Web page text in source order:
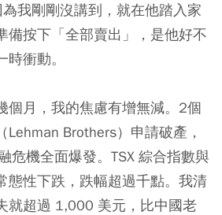
我剛剛沒講到，就在他踏入家
備按下「全部賣出」，是他好不
衝動。
個月，我的焦慮有增無減。2個
Brothers）申請破產，
危機全面爆發。TSX 綜合指數與
態性下跌，跌幅超過千點。我清
就超過 1,000 美元，比中國老